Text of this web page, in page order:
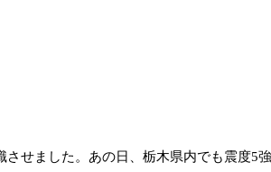
せました。あの日、栃木県内でも震度5